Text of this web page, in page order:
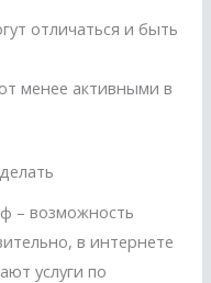
отличаться и быть
менее активными в
– возможность
в интернете
услуги по